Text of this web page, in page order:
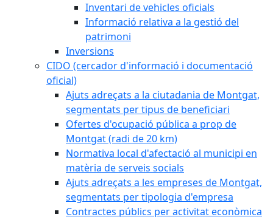
Inventari de vehicles oficials
Informació relativa a la gestió del
patrimoni
Inversions
CIDO (cercador d'informació i documentació
oficial)
Ajuts adreçats a la ciutadania de Montgat,
segmentats per tipus de beneficiari
Ofertes d'ocupació pública a prop de
Montgat (radi de 20 km)
Normativa local d'afectació al municipi en
matèria de serveis socials
Ajuts adreçats a les empreses de Montgat,
segmentats per tipologia d'empresa
Contractes públics per activitat econòmica